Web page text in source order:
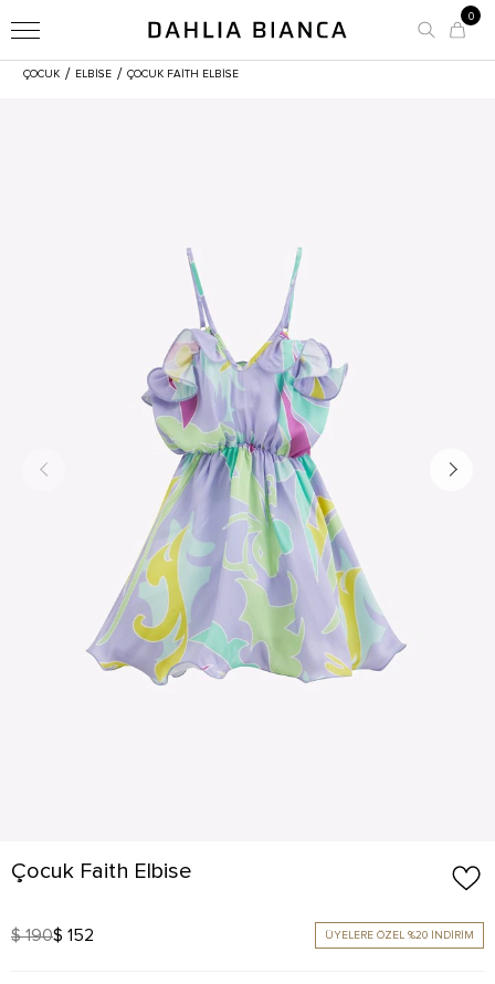
0
ÇOCUK / ELBİSE / ÇOCUK FAITH ELBISE
Çocuk Faith Elbise
$ 190$ 152 ÜYELERE ÖZEL %20 İNDİRİM